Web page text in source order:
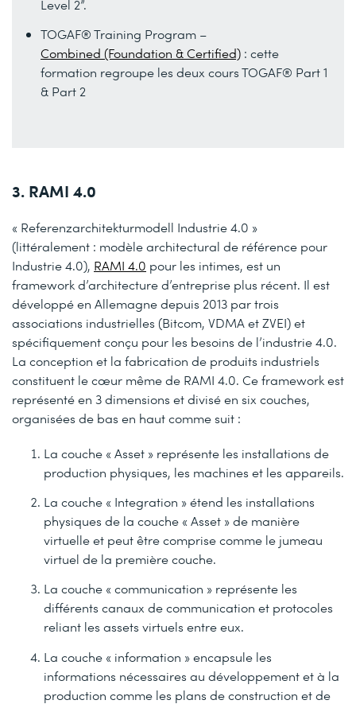
Level 2”.
TOGAF® Training Program –
Combined (Foundation & Certified) : cette
formation regroupe les deux cours TOGAF® Part 1
& Part 2
3. RAMI 4.0
« Referenzarchitekturmodell Industrie 4.0 »
(littéralement : modèle architectural de référence pour
Industrie 4.0), RAMI 4.0 pour les intimes, est un
framework d’architecture d’entreprise plus récent. Il est
développé en Allemagne depuis 2013 par trois
associations industrielles (Bitcom, VDMA et ZVEI) et
spécifiquement conçu pour les besoins de l’industrie 4.0.
La conception et la fabrication de produits industriels
constituent le cœur même de RAMI 4.0. Ce framework est
représenté en 3 dimensions et divisé en six couches,
organisées de bas en haut comme suit :
La couche « Asset » représente les installations de
production physiques, les machines et les appareils.
La couche « Integration » étend les installations
physiques de la couche « Asset » de manière
virtuelle et peut être comprise comme le jumeau
virtuel de la première couche.
La couche « communication » représente les
différents canaux de communication et protocoles
reliant les assets virtuels entre eux.
La couche « information » encapsule les
informations nécessaires au développement et à la
production comme les plans de construction et de